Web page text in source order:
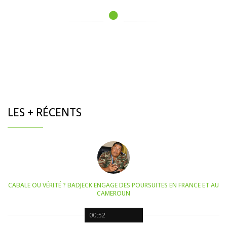
LES + RÉCENTS
00:52
CABALE OU VÉRITÉ ? BADJECK ENGAGE DES POURSUITES EN FRANCE ET AU
CAMEROUN